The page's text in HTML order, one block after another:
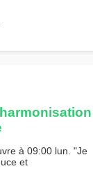
à 09:00 lun. "Je
et